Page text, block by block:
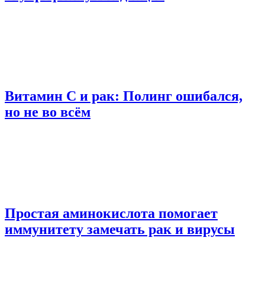
Витамин C и рак: Полинг ошибался,
но не во всём
Простая аминокислота помогает
иммунитету замечать рак и вирусы